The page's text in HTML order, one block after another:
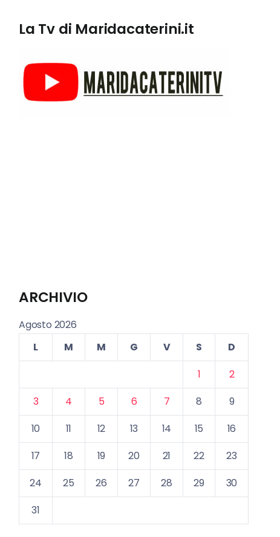
La Tv di Maridacaterini.it
ARCHIVIO
Agosto 2026
L
M M G V S
D
1
2
3
4 5 6 7 8
9
10
11 12 13 14 15
16
17
18 19 20 21 22
23
24
25 26 27 28 29
30
31